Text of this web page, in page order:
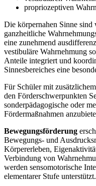
propriozeptiven
Die körpernahen Sinne sind
ganzheitliche
eine zunehmend
vestibuläre Wahrnehmung
Anteile integriert und
Sinnesbereiches eine
Für Schüler mit
den Förderschwerpunkten
sonderpädagogische oder
Fördermaßnahmen
Bewegungsförderung
Bewegungs- und
Körpererleben,
Verbindung von
werden sensomotorische
elementarer Stufe unterstützt.